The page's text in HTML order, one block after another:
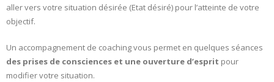
aller vers votre situation désirée (Etat désiré) pour l’atteinte de votre
objectif.
Un accompagnement de coaching vous permet en quelques séances
des prises de consciences et une ouverture d’esprit pour
modifier votre situation.